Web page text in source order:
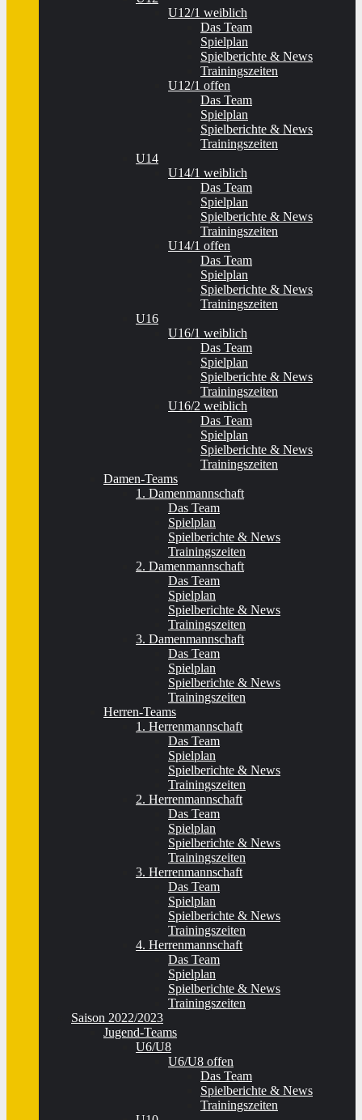
U12/1 weiblich
Das Team
Spielplan
Spielberichte & News
Trainingszeiten
U12/1 offen
Das Team
Spielplan
Spielberichte & News
Trainingszeiten
U14
U14/1 weiblich
Das Team
Spielplan
Spielberichte & News
Trainingszeiten
U14/1 offen
Das Team
Spielplan
Spielberichte & News
Trainingszeiten
U16
U16/1 weiblich
Das Team
Spielplan
Spielberichte & News
Trainingszeiten
U16/2 weiblich
Das Team
Spielplan
Spielberichte & News
Trainingszeiten
Damen-Teams
1. Damenmannschaft
Das Team
Spielplan
Spielberichte & News
Trainingszeiten
2. Damenmannschaft
Das Team
Spielplan
Spielberichte & News
Trainingszeiten
3. Damenmannschaft
Das Team
Spielplan
Spielberichte & News
Trainingszeiten
Herren-Teams
1. Herrenmannschaft
Das Team
Spielplan
Spielberichte & News
Trainingszeiten
2. Herrenmannschaft
Das Team
Spielplan
Spielberichte & News
Trainingszeiten
3. Herrenmannschaft
Das Team
Spielplan
Spielberichte & News
Trainingszeiten
4. Herrenmannschaft
Das Team
Spielplan
Spielberichte & News
Trainingszeiten
Saison 2022/2023
Jugend-Teams
U6/U8
U6/U8 offen
Das Team
Spielberichte & News
Trainingszeiten